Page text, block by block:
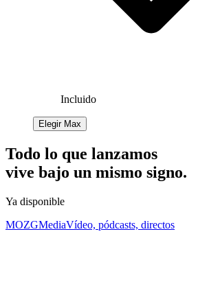
Incluido
Elegir Max
Todo lo que lanzamos
vive bajo un mismo signo.
Ya disponible
MOZGMediaVídeo, pódcasts, directos